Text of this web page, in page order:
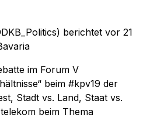
berichtet vor 21
im Forum V
beim #kpv19 der
Stadt vs. Land, Staat vs.
beim Thema